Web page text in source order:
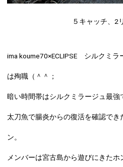
５キャッチ、2
ima koume70×ECLIPSE シルクミラ
は殉職（＾＾；
暗い時間帯はシルクミラージュ最強
太刀魚で腸炎からの復活を確認で
ン。
メンバーは宮古島から遊びにきたホ